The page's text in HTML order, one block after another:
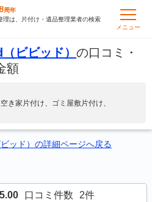
8周年
理は、片付け・遺品整理業者の検索
メニュー
ビビッド） の口コミ・
額
空き家片付け
ゴミ屋敷片付け
ッド）の詳細ページへ戻る
5.00 口コミ件数 2件